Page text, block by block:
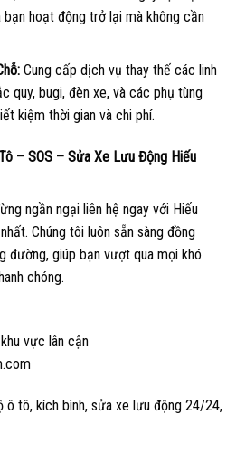
hoạt động trở lại mà không cần
Cung cấp dịch vụ thay thế các linh
quy, bugi, đèn xe, và các phụ tùng
kiệm thời gian và chi phí.
– SOS – Sửa Xe Lưu Động Hiếu
ngần ngại liên hệ ngay với Hiếu
Chúng tôi luôn sẵn sàng đồng
đường, giúp bạn vượt qua mọi khó
chóng.
vực lân cận
ô tô, kích bình, sửa xe lưu động 24/24,